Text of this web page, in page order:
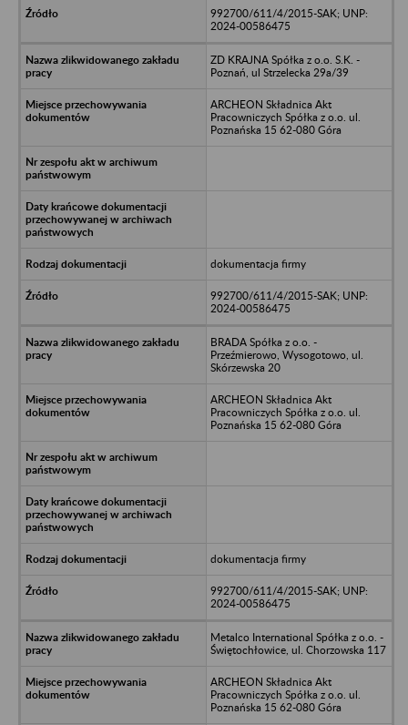
992700/611/4/2015-SAK; UNP:
2024-00586475
ZD KRAJNA Spółka z o.o. S.K. -
Poznań, ul Strzelecka 29a/39
ARCHEON Składnica Akt
Pracowniczych Spółka z o.o. ul.
Poznańska 15 62-080 Góra
dokumentacja firmy
992700/611/4/2015-SAK; UNP:
2024-00586475
BRADA Spółka z o.o. -
Przeźmierowo, Wysogotowo, ul.
Skórzewska 20
ARCHEON Składnica Akt
Pracowniczych Spółka z o.o. ul.
Poznańska 15 62-080 Góra
dokumentacja firmy
992700/611/4/2015-SAK; UNP:
2024-00586475
Metalco International Spółka z o.o. -
Świętochłowice, ul. Chorzowska 117
ARCHEON Składnica Akt
Pracowniczych Spółka z o.o. ul.
Poznańska 15 62-080 Góra